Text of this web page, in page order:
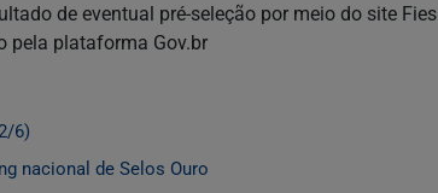
de eventual pré-seleção por meio do site Fies
pela plataforma Gov.br
6)
nacional de Selos Ouro